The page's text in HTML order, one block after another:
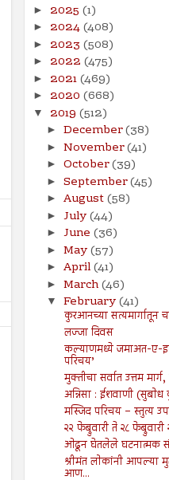
सूरह बनीइस्राईल : : ईशवाणी (दिव्य
► 2025 (1)
► 2024(408)
► 2023 (508)
► 2022 (475)
► 2021(469)
► 2020 (668)
▼ 2019 (512)
► December(38)
► November(41)
► October(39)
► September(45)
► August(58)
► July(44)
► June (36)
► May(57)
► April(41)
► March(46)
▼ February(41)
कुरआनच्या सत्यमार्गातून
लज्जा दिवस
कल्याणमध्ये जमाअत-ए-
परिचय’
मुक्तीचा सर्वात उत्तम
अन्निसा : ईशवाणी
मस्जिद परिचय – स्तुत्य
२२ फेब्रुवारी ते २८
ओढून घेतलेले घटनात्मक
श्रीमंत लोकांनी आपल्या
आण...